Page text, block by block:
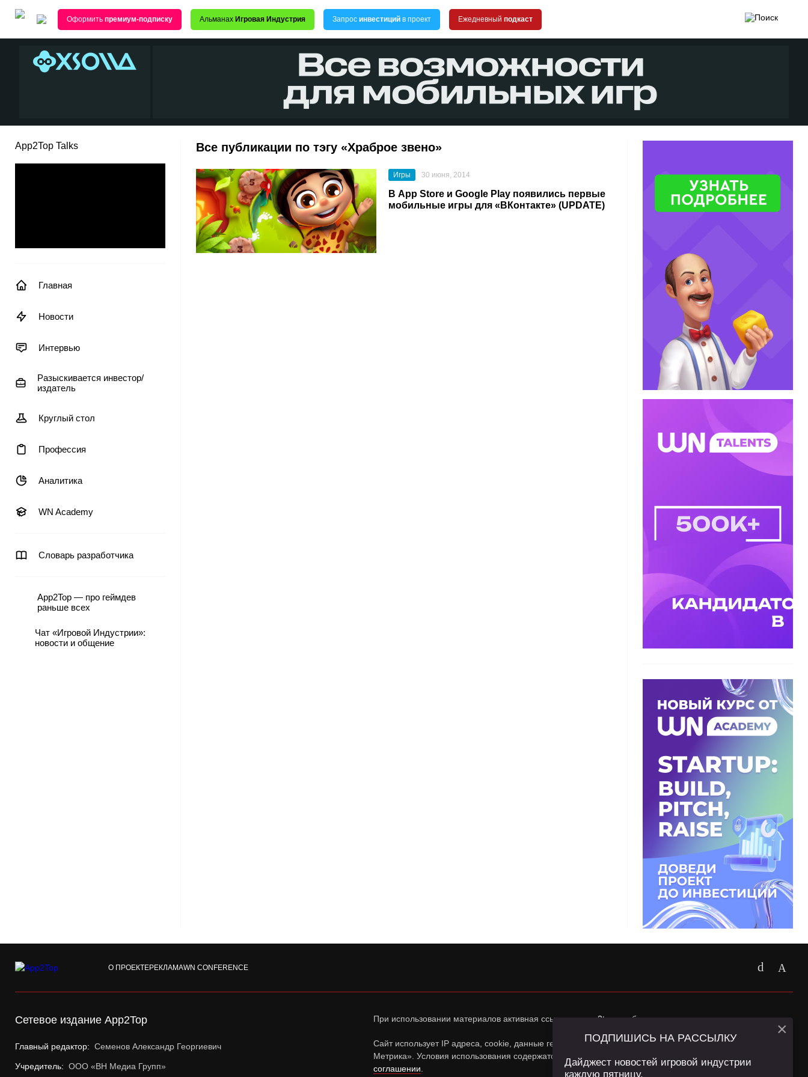
Оформить премиум-подписку Альманах Игровая Индустрия Запрос инвестиций в проект Ежедневный подкаст
App2Top Talks
Главная
Новости
Интервью
Разыскивается инвестор/
издатель
Круглый стол
Профессия
Аналитика
WN Academy
Словарь разработчика
App2Top — про геймдев
раньше всех
Чат «Игровой Индустрии»:
новости и общение
Все публикации по тэгу «Храброе звено»
Игры 30 июня, 2014
В App Store и Google Play появились первые
мобильные игры для «ВКонтакте» (UPDATE)
О ПРОЕКТЕРЕКЛАМАWN CONFERENCE
Сетевое издание App2Top
Главный редактор: Семенов Александр Георгиевич
Учредитель: ООО «ВН Медиа Групп»
При использовании материалов активная ссылка наapp2top.ruобязательна.
Сайт использует IP адреса, cookie, данные геолокации Пользователей сайта и сервис «Яндекс
Метрика». Условия использования содержатся в
Политике конфиденциальностии
соглашении
ПОДПИШИСЬ НА РАССЫЛКУ
Дайджест новостей игровой индустрии
каждую пятницу.
×